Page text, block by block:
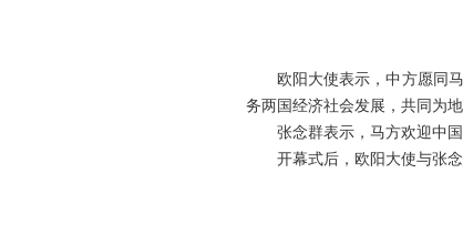
欧阳大使表示，中方愿同
务两国经济社会发展，共同为
张念群表示，马方欢迎中
开幕式后，欧阳大使与张